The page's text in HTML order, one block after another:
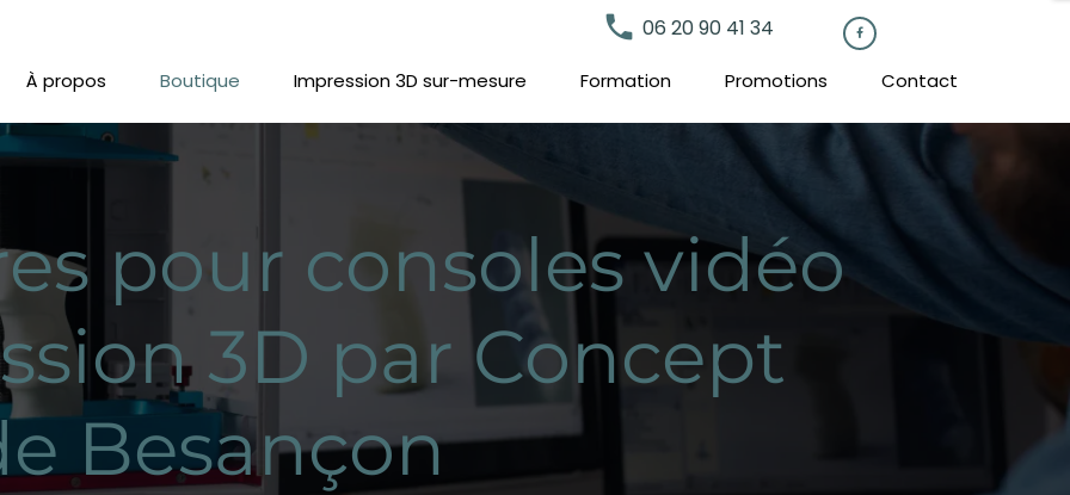
À propos Boutique Impression 3D sur-mesure Formation Promotions Contact
local_phone 06 20 90 41 34 
pour consoles vidéo
3D par Concept
Besançon